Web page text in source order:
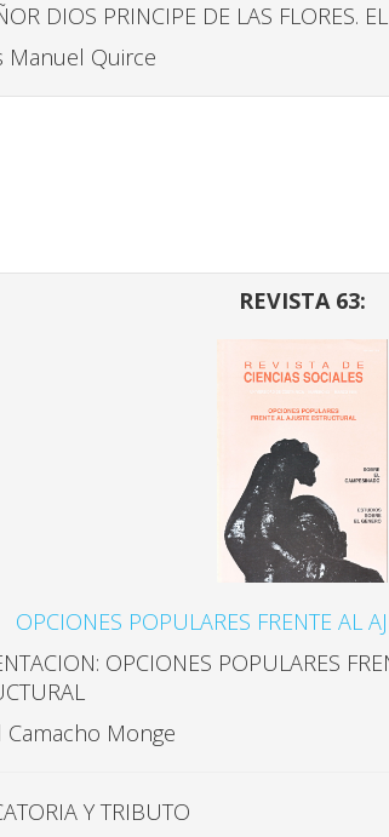
DIOS PRINCIPE DE LAS FLORES.
Manuel Quirce
REVISTA 63:
OPCIONES POPULARES FRENTE AL
OPCIONES POPULARES
Camacho Monge
Y TRIBUTO